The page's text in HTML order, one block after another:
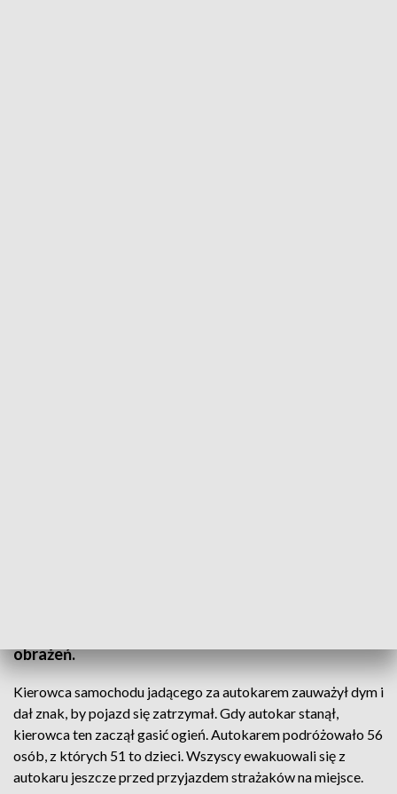
obrażeń.
Kierowca samochodu jadącego za autokarem zauważył dym i
dał znak, by pojazd się zatrzymał. Gdy autokar stanął,
kierowca ten zaczął gasić ogień. Autokarem podróżowało 56
osób, z których 51 to dzieci. Wszyscy ewakuowali się z
autokaru jeszcze przed przyjazdem strażaków na miejsce.